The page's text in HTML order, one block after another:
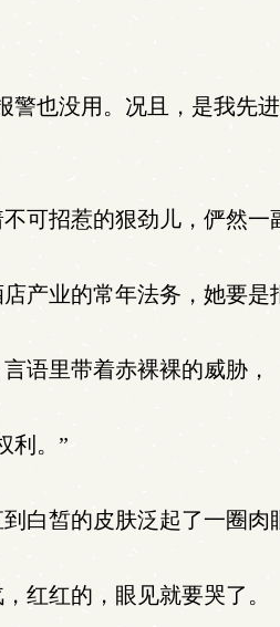
也没用。况且，是我先
可招惹的狠劲儿，俨然一
产业的常年法务，她要是
语里带着赤裸裸的威胁，
利。”
白皙的皮肤泛起了一圈肉
红红的，眼见就要哭了。